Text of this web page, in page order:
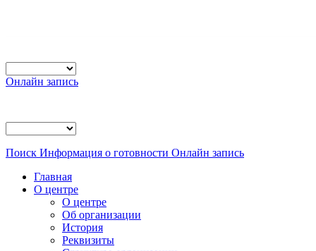
Онлайн запись
Поиск Информация о готовности Онлайн запись
Главная
О центре
О центре
Об организации
История
Реквизиты